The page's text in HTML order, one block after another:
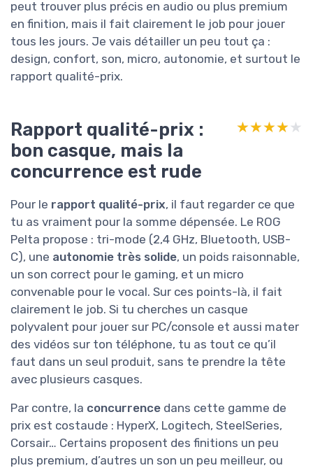
peut trouver plus précis en audio ou plus premium
en finition, mais il fait clairement le job pour jouer
tous les jours. Je vais détailler un peu tout ça :
design, confort, son, micro, autonomie, et surtout le
rapport qualité-prix.
Rapport qualité-prix :
bon casque, mais la
concurrence est rude
★★★★★
★★★★★
Pour le rapport qualité-prix, il faut regarder ce que
tu as vraiment pour la somme dépensée. Le ROG
Pelta propose : tri-mode (2,4 GHz, Bluetooth, USB-
C), une autonomie très solide, un poids raisonnable,
un son correct pour le gaming, et un micro
convenable pour le vocal. Sur ces points-là, il fait
clairement le job. Si tu cherches un casque
polyvalent pour jouer sur PC/console et aussi mater
des vidéos sur ton téléphone, tu as tout ce qu’il
faut dans un seul produit, sans te prendre la tête
avec plusieurs casques.
Par contre, la concurrence dans cette gamme de
prix est costaude : HyperX, Logitech, SteelSeries,
Corsair… Certains proposent des finitions un peu
plus premium, d’autres un son un peu meilleur, ou